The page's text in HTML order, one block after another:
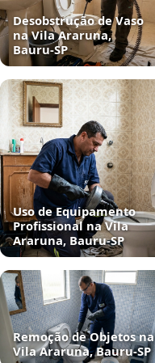
Desobstrução de Vaso
na Vila Araruna,
Bauru‑SP
Uso de Equipamento
Profissional na Vila
Araruna, Bauru‑SP
Remoção de Objetos na
Vila Araruna, Bauru‑SP